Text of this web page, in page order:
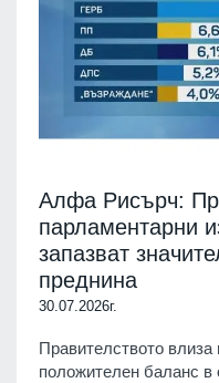
Алфа Рисърч:
парламентарни
запазват
преднина
30.07.2026г.
Правителството
положителен баланс в